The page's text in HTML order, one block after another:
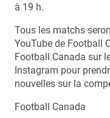
à 19 h.
Tous les matchs
YouTube de Football
Football Canada sur
Instagram pour
nouvelles sur la
Football Canada